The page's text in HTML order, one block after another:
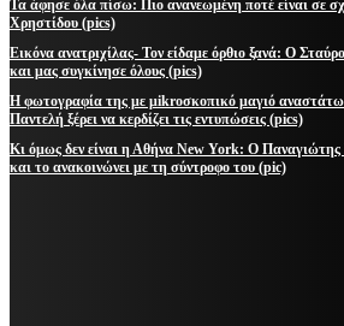
Τα άφησε όλα πίσω: Πιο ανανεωμένη ποτέ είναι σε
Χρηστίδου (pics)
Εικόνα ανατριχίλας- Τον είδαμε όρθιο ξανά: Ο
και μας συγκίνησε όλους (pics)
Η φωτογραφία της με μikroσκοπικό μαγιό
Παντελή ξέρει να κερδίζει τις εντυπώσεις (pics)
Κι όμως δεν είναι η Αθήνα New York: Ο Παναγιώτης
και το ανακοινώνει με τη σύντροφο του (pic)